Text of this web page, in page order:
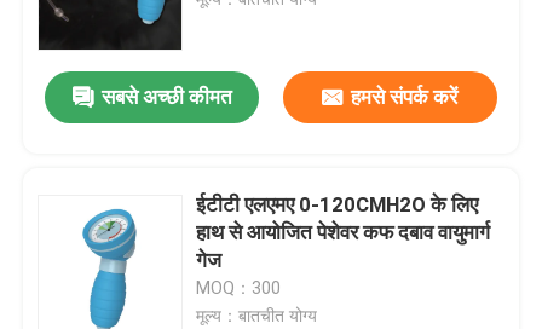
नासॉफिरिन्जियल एयरवे ट्यूब
डिस्पोजेबल एंडोट्रैचियल ट्यूब
सबसे अच्छी कीमत हमसे संपर्क करें
ईटीटी एलएमए 0-120CMH2O के लिए
हाथ से आयोजित पेशेवर कफ दबाव वायुमार्ग
गेज
MOQ：300
मूल्य：बातचीत योग्य